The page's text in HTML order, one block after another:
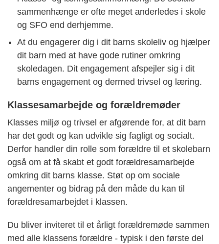
sammenhænge er ofte meget anderledes i skole
og SFO end derhjemme.
At du engagerer dig i dit barns skoleliv og hjælper
dit barn med at have gode rutiner omkring
skoledagen. Dit engagement afspejler sig i dit
barns engagement og dermed trivsel og læring.
Klassesamarbejde og forældremøder
Klasses miljø og trivsel er afgørende for, at dit barn
har det godt og kan udvikle sig fagligt og socialt.
Derfor handler din rolle som forældre til et skolebarn
også om at få skabt et godt forældresamarbejde
omkring dit barns klasse. Støt op om sociale
angementer og bidrag på den måde du kan til
forældresamarbejdet i klassen.
Du bliver inviteret til et årligt forældremøde sammen
med alle klassens forældre - typisk i den første del